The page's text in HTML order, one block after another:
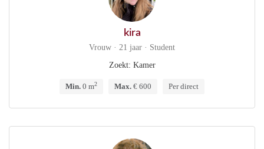
kira
Vrouw · 21 jaar · Student
Zoekt: Kamer
Min. 0 m2 Max. € 600 Per direct